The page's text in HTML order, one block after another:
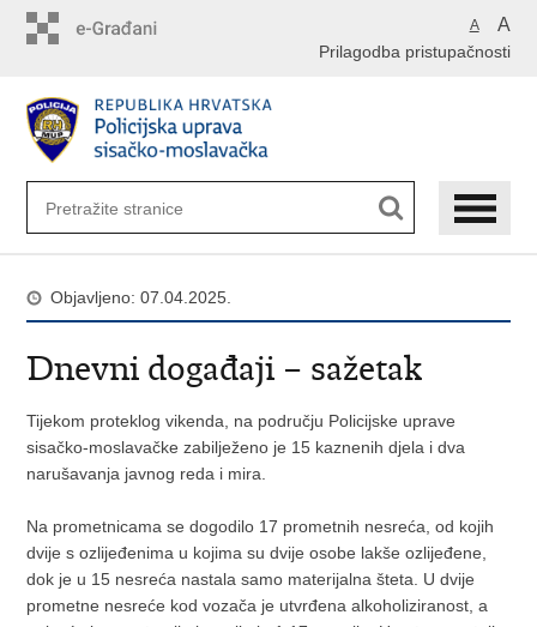
A A
Prilagodba pristupačnosti
Objavljeno: 07.04.2025.
Dnevni događaji – sažetak
Tijekom proteklog vikenda, na području Policijske uprave
sisačko-moslavačke zabilježeno je 15 kaznenih djela i dva
narušavanja javnog reda i mira.
Na prometnicama se dogodilo 17 prometnih nesreća, od kojih
dvije s ozlijeđenima u kojima su dvije osobe lakše ozlijeđene,
dok je u 15 nesreća nastala samo materijalna šteta. U dvije
prometne nesreće kod vozača je utvrđena alkoholiziranost, a